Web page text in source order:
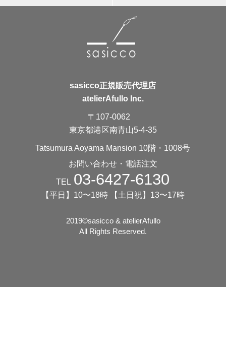
sasicco正規販売代理店
atelierAfullo Inc.
〒107-0062
東京都港区南青山5-4-35
Tatsumura Aoyama Mansion 10階・1008号
お問い合わせ・電話注文
TEL 03-6427-6130
【平日】10〜18時 【土日祝】13〜17時
2019©️sasicco & atelierAfullo
All Rights Reserved.